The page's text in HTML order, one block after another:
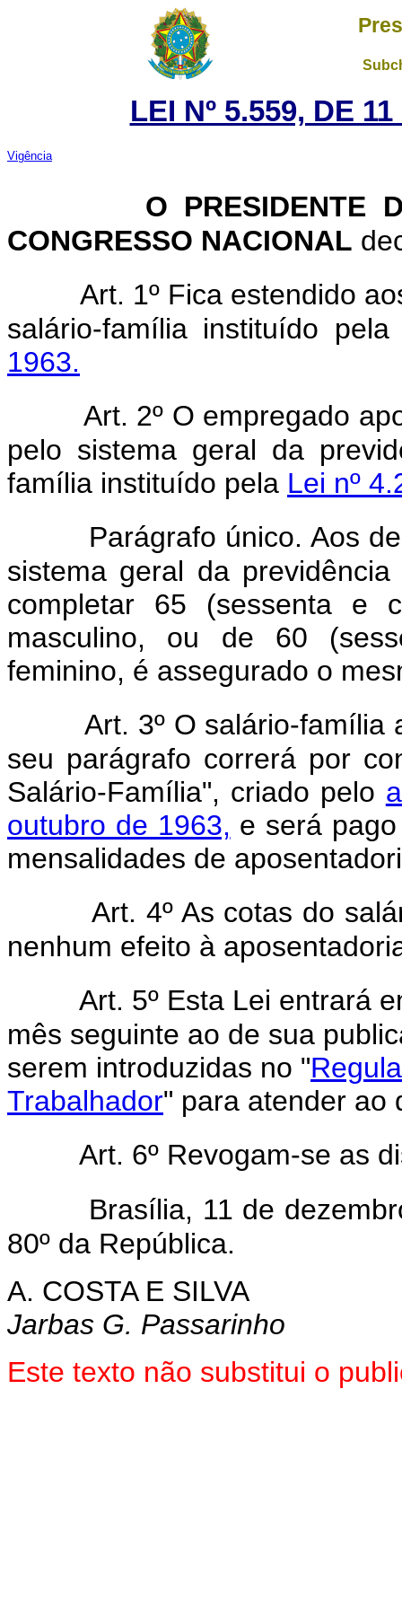
LEI Nº 5.559, DE
Vigência
O PRESIDENTE
CONGRESSO NACIONAL
Art. 1º Fica estendido
salário-família instituído
1963.
Art. 2º O empregado
pelo sistema geral da
família instituído pela Lei nº
Parágrafo único. Aos
sistema geral da
completar 65 (sessenta e
masculino, ou de 60
feminino, é assegurado o
Art. 3º O salário-família
seu parágrafo correrá por
Salário-Família", criado pelo
outubro de 1963, e será
mensalidades de
Art. 4º As cotas do
nenhum efeito à
Art. 5º Esta Lei entrará
mês seguinte ao de sua
serem introduzidas no "
Trabalhador" para atender ao
Art. 6º Revogam-se as
Brasília, 11 de
80º da República.
A. COSTA E SILVA
Jarbas G. Passarinho
Este texto não substitui o